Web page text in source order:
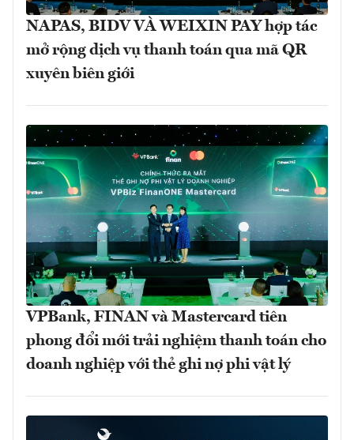
NAPAS, BIDV VÀ WEIXIN PAY hợp tác
mở rộng dịch vụ thanh toán qua mã QR
xuyên biên giới
VPBank, FINAN và Mastercard tiên
phong đổi mới trải nghiệm thanh toán cho
doanh nghiệp với thẻ ghi nợ phi vật lý